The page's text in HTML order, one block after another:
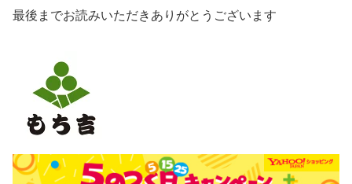
最後までお読みいただきありがとうございます